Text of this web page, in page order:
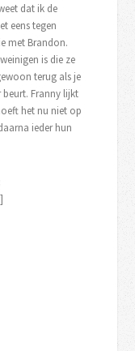
dat ik de
eens tegen
met Brandon.
is die ze
terug als je
Franny lijkt
het nu niet op
ieder hun
]